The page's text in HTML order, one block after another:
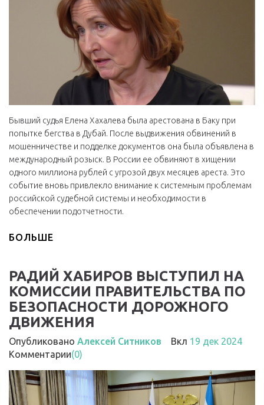
Бывший судья Елена Хахалева была арестована в Баку при
попытке бегства в Дубай. После выдвижения обвинений в
мошенничестве и подделке документов она была объявлена в
международный розыск. В России ее обвиняют в хищении
одного миллиона рублей с угрозой двух месяцев ареста. Это
событие вновь привлекло внимание к системным проблемам
российской судебной системы и необходимости в
обеспечении подотчетности.
БОЛЬШЕ
РАДИЙ ХАБИРОВ ВЫСТУПИЛ НА
КОМИССИИ ПРАВИТЕЛЬСТВА ПО
БЕЗОПАСНОСТИ ДОРОЖНОГО
ДВИЖЕНИЯ
Опубликовано Алексей Ситников Вкл 19 дек 2024
Комментарии(0)